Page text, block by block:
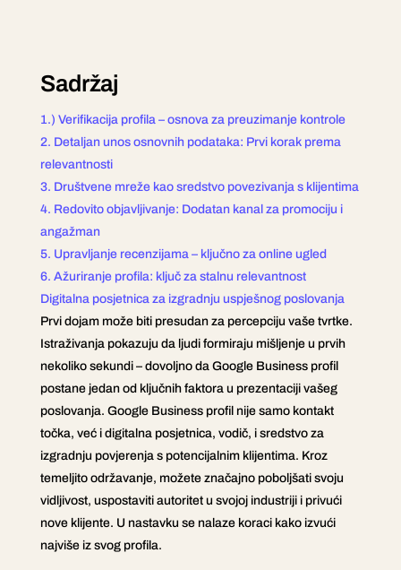
Sadržaj
1.) Verifikacija profila – osnova za preuzimanje kontrole
2. Detaljan unos osnovnih podataka: Prvi korak prema
relevantnosti
3. Društvene mreže kao sredstvo povezivanja s klijentima
4. Redovito objavljivanje: Dodatan kanal za promociju i
angažman
5. Upravljanje recenzijama – ključno za online ugled
6. Ažuriranje profila: ključ za stalnu relevantnost
Digitalna posjetnica za izgradnju uspješnog poslovanja
Prvi dojam može biti presudan za percepciju vaše tvrtke.
Istraživanja pokazuju da ljudi formiraju mišljenje u prvih
nekoliko sekundi – dovoljno da Google Business profil
postane jedan od ključnih faktora u prezentaciji vašeg
poslovanja. Google Business profil nije samo kontakt
točka, već i digitalna posjetnica, vodič, i sredstvo za
izgradnju povjerenja s potencijalnim klijentima. Kroz
temeljito održavanje, možete značajno poboljšati svoju
vidljivost, uspostaviti autoritet u svojoj industriji i privući
nove klijente. U nastavku se nalaze koraci kako izvući
najviše iz svog profila.